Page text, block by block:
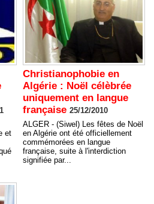
et
Christianophobie en
Algérie : Noël célèbrée
uniquement en langue
française 25/12/2010
ALGER - (Siwel) Les fêtes de Noël
en Algérie ont été officiellement
commémorées en langue
française, suite à l'interdiction
signifiée par...